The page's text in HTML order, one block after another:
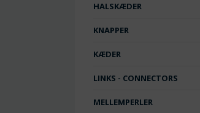
HALSKÆDER
KNAPPER
KÆDER
LINKS - CONNECTORS
MELLEMPERLER